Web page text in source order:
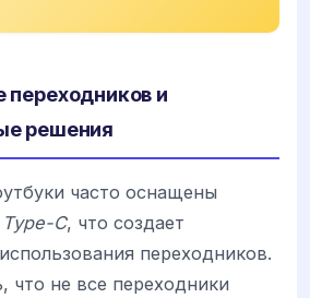
переходников и
решения
часто оснащены
Type-C, что создает
переходников.
что не все переходники